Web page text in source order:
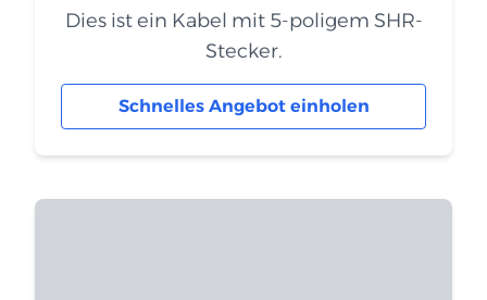
Dies ist ein Kabel mit 5-poligem SHR-
Stecker.
Schnelles Angebot einholen